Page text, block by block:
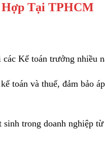
Tại TPHCM
Kế toán trưởng nhiều
toán và thuế, đảm bảo
trong doanh nghiệp